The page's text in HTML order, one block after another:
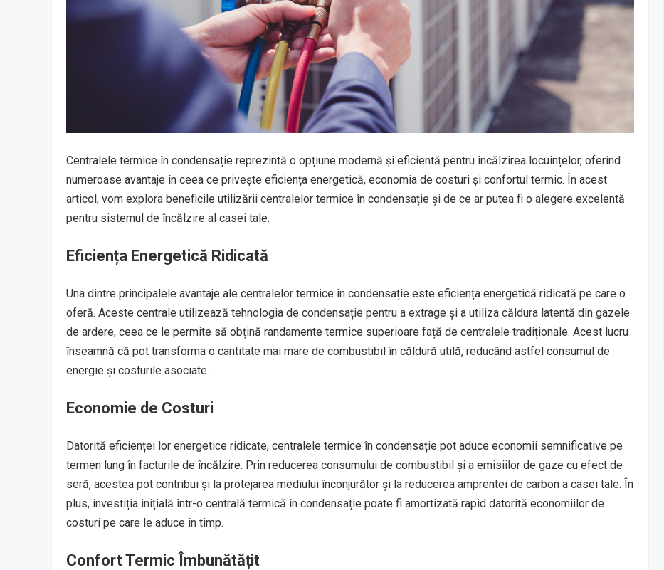
Centralele termice în condensație reprezintă o opțiune modernă și eficientă pentru încălzirea locuințelor, oferind
numeroase avantaje în ceea ce privește eficiența energetică, economia de costuri și confortul termic. În acest
articol, vom explora beneficile utilizării centralelor termice în condensație și de ce ar putea fi o alegere excelentă
pentru sistemul de încălzire al casei tale.
Eficiența Energetică Ridicată
Una dintre principalele avantaje ale centralelor termice în condensație este eficiența energetică ridicată pe care o
oferă. Aceste centrale utilizează tehnologia de condensație pentru a extrage și a utiliza căldura latentă din gazele
de ardere, ceea ce le permite să obțină randamente termice superioare față de centralele tradiționale. Acest lucru
înseamnă că pot transforma o cantitate mai mare de combustibil în căldură utilă, reducând astfel consumul de
energie și costurile asociate.
Economie de Costuri
Datorită eficienței lor energetice ridicate, centralele termice în condensație pot aduce economii semnificative pe
termen lung în facturile de încălzire. Prin reducerea consumului de combustibil și a emisiilor de gaze cu efect de
seră, acestea pot contribui și la protejarea mediului înconjurător și la reducerea amprentei de carbon a casei tale. În
plus, investiția inițială într-o centrală termică în condensație poate fi amortizată rapid datorită economiilor de
costuri pe care le aduce în timp.
Confort Termic Îmbunătățit